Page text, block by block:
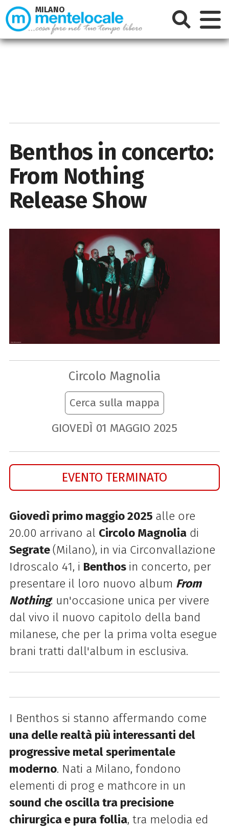
Benthos in concerto:
From Nothing
Release Show
Circolo Magnolia
Cerca sulla mappa
GIOVEDÌ 01 MAGGIO 2025
EVENTO TERMINATO
Giovedì primo maggio 2025 alle ore
20.00 arrivano al Circolo Magnoliadi
Segrate(Milano), in via Circonvallazione
Idroscalo 41, i Benthos in concerto, per
presentare il loro nuovo album From
Nothing: un'occasione unica per vivere
dal vivo il nuovo capitolo della band
milanese, che per la prima volta esegue
brani tratti dall'album in esclusiva.
I Benthos si stanno affermando come
una delle realtà più interessanti del
progressive metal sperimentale
moderno. Nati a Milano, fondono
elementi di prog e mathcore in un
sound che oscilla tra precisione
chirurgica e pura follia, tra melodia ed
MILANO